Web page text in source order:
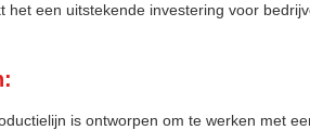
het een uitstekende investering voor
is ontworpen om te werken met